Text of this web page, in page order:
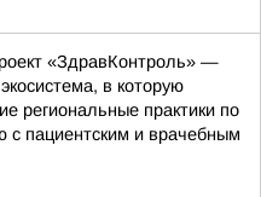
«ЗдравКонтроль» —
в которую
региональные практики по
с пациентским и врачебным